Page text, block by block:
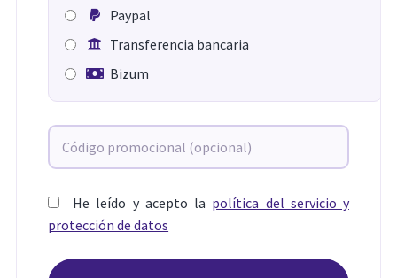
Paypal
Transferencia bancaria
Bizum
He leído y acepto la política del servicio y
protección de datos